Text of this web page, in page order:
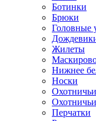
Ботинки
Брюки
Головные
Жилеты
Нижнее
Носки
Перчатки